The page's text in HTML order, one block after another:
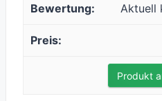
Aktuell
Produkt